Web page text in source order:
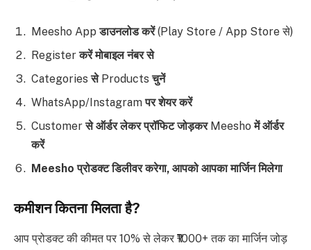
Meesho Appडाउनलोड करें(Play Store / App Store से)
Registerकरें मोबाइल नंबर से
CategoriesसेProductsचुनें
WhatsApp/Instagramपर शेयर करें
Customerसे ऑर्डर लेकर प्रॉफिट जोड़करMeeshoमें ऑर्डर
करें
Meesho प्रोडक्ट डिलीवर करेगा, आपको आपका मार्जिन मिलेगा
कमीशन कितना मिलता है?
आप प्रोडक्ट की कीमत पर 10% से लेकर ₹1000+ तक का मार्जिन जोड़